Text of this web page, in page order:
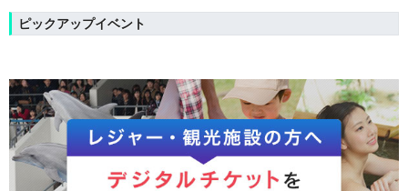
ピックアップイベント